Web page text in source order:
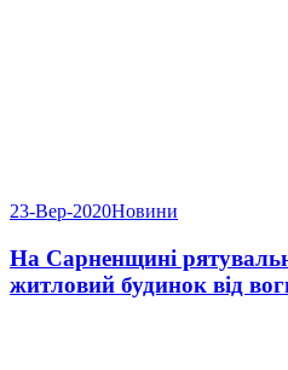
23-Вер-2020Новини
На Сарненщині
житловий будинок від